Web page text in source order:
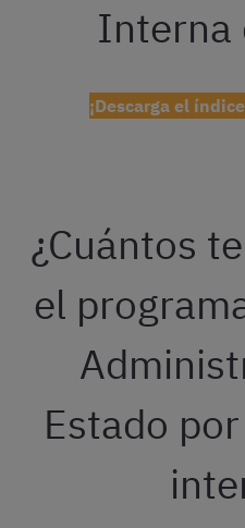
Interna
¡Descarga el
¿Cuántos
el
Estado